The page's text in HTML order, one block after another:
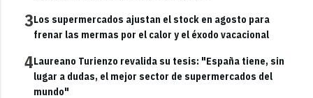
3Los supermercados ajustan el stock en agosto para
frenar las mermas por el calor y el éxodo vacacional
4Laureano Turienzo revalida su tesis: "España tiene, sin
lugar a dudas, el mejor sector de supermercados del
mundo"